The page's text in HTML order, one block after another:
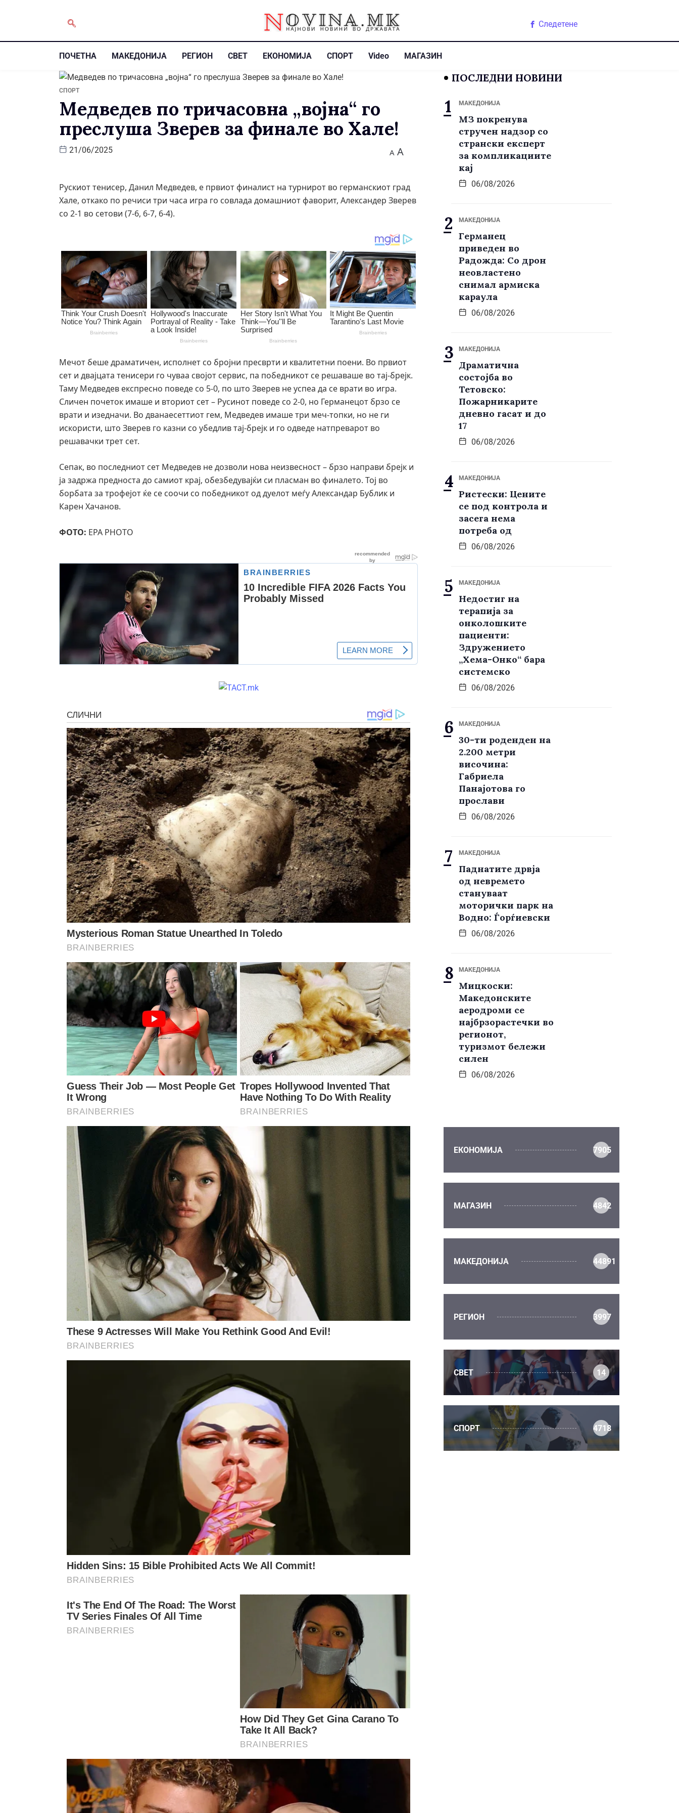
Следетене
ПОЧЕТНА МАКЕДОНИЈА РЕГИОН СВЕТ ЕКОНОМИЈА СПОРТ Video МАГАЗИН
СПОРТ
Медведев по тричасовна „војна“ го
преслуша Зверев за финале во Хале!
21/06/2025 A A
Рускиот тенисер, Данил Медведев, е првиот финалист на турнирот во германскиот град
Хале, откако по речиси три часа игра го совлада домашниот фаворит, Александер Зверев
со 2-1 во сетови (7-6, 6-7, 6-4).
Мечот беше драматичен, исполнет со бројни пресврти и квалитетни поени. Во првиот
сет и двајцата тенисери го чуваа својот сервис, па победникот се решаваше во тај-брејк.
Таму Медведев експресно поведе со 5-0, по што Зверев не успеа да се врати во игра.
Сличен почеток имаше и вториот сет – Русинот поведе со 2-0, но Германецот брзо се
врати и изедначи. Во дванаесеттиот гем, Медведев имаше три меч-топки, но не ги
искористи, што Зверев го казни со убедлив тај-брејк и го одведе натпреварот во
решавачки трет сет.
Сепак, во последниот сет Медведев не дозволи нова неизвесност – брзо направи брејк и
ја задржа предноста до самиот крај, обезбедувајќи си пласман во финалето. Тој во
борбата за трофејот ќе се соочи со победникот од дуелот меѓу Александар Бублик и
Карен Хачанов.
ФОТО: EPA PHOTO
ПОСЛЕДНИ НОВИНИ
МАКЕДОНИЈА
МЗ покренува
стручен надзор со
странски експерт
за компликациите
кај
06/08/2026
МАКЕДОНИЈА
Германец
приведен во
Радожда: Со дрон
неовластено
снимал армиска
караула
06/08/2026
МАКЕДОНИЈА
Драматична
состојба во
Тетовско:
Пожарникарите
дневно гасат и до
17
06/08/2026
МАКЕДОНИЈА
Ристески: Цените
се под контрола и
засега нема
потреба од
06/08/2026
МАКЕДОНИЈА
Недостиг на
терапија за
онколошките
пациенти:
Здружението
„Хема-Онко“ бара
системско
06/08/2026
МАКЕДОНИЈА
30-ти роденден на
2.200 метри
височина:
Габриела
Панајотова го
прослави
06/08/2026
МАКЕДОНИЈА
Паднатите дрвја
од невремето
стануваат
моторички парк на
Водно: Ѓорѓиевски
06/08/2026
МАКЕДОНИЈА
Мицкоски:
Македонските
аеродроми се
најбрзорастечки во
регионот,
туризмот бележи
силен
06/08/2026
ЕКОНОМИЈА 7905
МАГАЗИН 4842
МАКЕДОНИЈА 44891
РЕГИОН 3997
СВЕТ 14
СПОРТ 4718